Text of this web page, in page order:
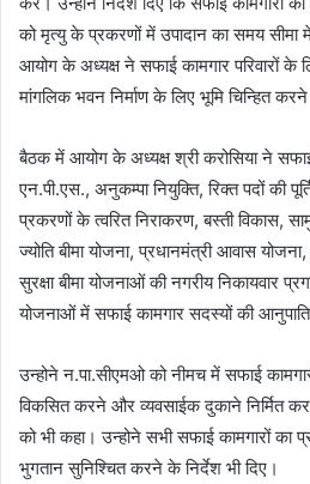
को मृत्‍यु के प्रकरणों में उपादान का समय सीमा
आयोग के अध्‍यक्ष ने सफाई कामगार परिवारों के
मांगलिक भवन निर्माण के लिए भूमि चिन्हित करने
बैठक में आयोग के अध्‍यक्ष श्री करोसिया ने
एन.पी.एस., अनुकम्‍पा नियुक्ति, रिक्‍त पदों की
प्रकरणों के त्‍वरित निराकरण, बस्‍ती विकास,
ज्‍योति बीमा योजना, प्रधानमंत्री आवास
सुरक्षा बीमा योजनाओं की नगरीय निकायवार
योजनाओं में सफाई कामगार सदस्‍यों की आनुपातिक
उन्‍होने न.पा.सीएमओ को नीमच में सफाई
विकसित करने और व्‍यवसाईक दुकाने निर्मित
को भी कहा। उन्‍होने सभी सफाई कामगारों का
भुगतान सुनिश्चित करने के निर्देश भी दिए।